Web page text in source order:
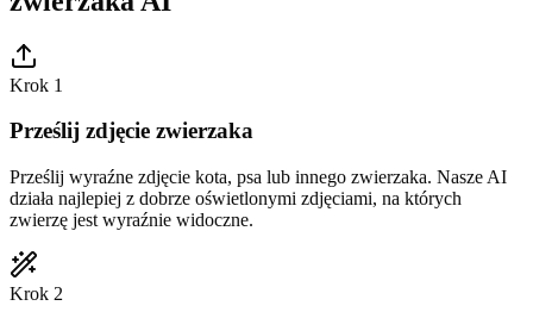
Krok 1
Prześlij zdjęcie zwierzaka
Prześlij wyraźne zdjęcie kota, psa lub innego zwierzaka. Nasze AI
działa najlepiej z dobrze oświetlonymi zdjęciami, na których
zwierzę jest wyraźnie widoczne.
Krok 2